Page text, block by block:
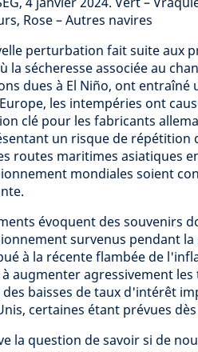
Rose – Autres navires
perturbation fait suite aux
la sécheresse associée au
dues à El Niño, ont entraîné
les intempéries ont
clé pour les fabricants
un risque de répétition
routes maritimes asiatiques
mondiales soient
évoquent des souvenirs
survenus pendant la
à la récente flambée de
augmenter agressivement
baisses de taux d'intérêt
certaines étant prévues
la question de savoir si de